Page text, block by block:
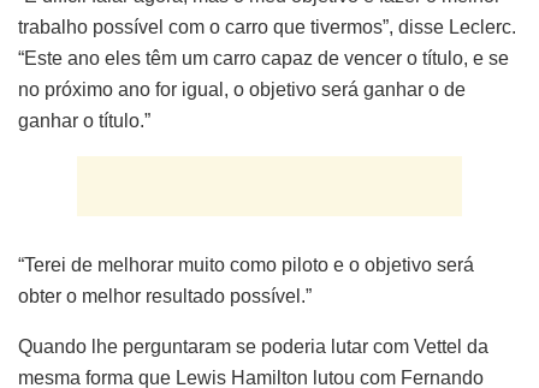
trabalho possível com o carro que tivermos”, disse Leclerc.
“Este ano eles têm um carro capaz de vencer o título, e se
no próximo ano for igual, o objetivo será ganhar o de
ganhar o título.”
“Terei de melhorar muito como piloto e o objetivo será
obter o melhor resultado possível.”
Quando lhe perguntaram se poderia lutar com Vettel da
mesma forma que Lewis Hamilton lutou com Fernando